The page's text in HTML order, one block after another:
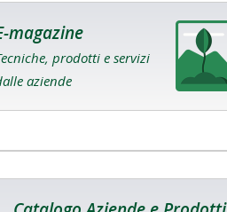
magazine
prodotti e servizi
aziende